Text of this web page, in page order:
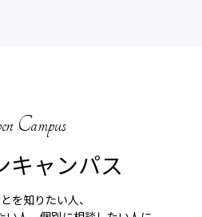
Campus
キャンパス
を知りたい人、